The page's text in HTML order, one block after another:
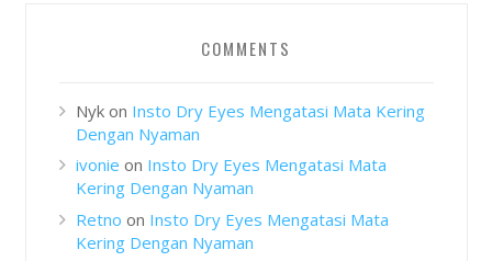
COMMENTS
Nykon Insto Dry Eyes Mengatasi Mata Kering
Dengan Nyaman
ivonie on Insto Dry Eyes Mengatasi Mata
Kering Dengan Nyaman
Retno on Insto Dry Eyes Mengatasi Mata
Kering Dengan Nyaman